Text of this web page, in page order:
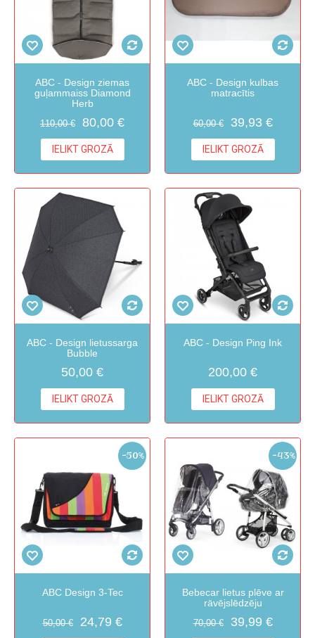
ABC - Design ziemas
guļammaiss Diamond
Herb
110,00 € 80,00 €
IELIKT GROZĀ
ABC - Design kulbas
matracītis
60,00 € 39,93 €
IELIKT GROZĀ
ABC - Design lietussarga
Bubble
50,00 €
IELIKT GROZĀ
ABC - Design Ping Ink
200,00 €
IELIKT GROZĀ
-50%
ABC Design 3-Tec
50,00 € 24,79 €
-43%
Bebecar lietus plēve ar
rāvējslēdzēju
70,00 € 39,99 €